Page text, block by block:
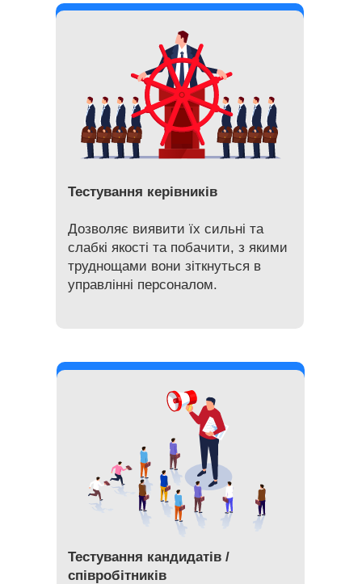
Тестування керівників
Дозволяє виявити їх сильні та
слабкі якості та побачити, з якими
труднощами вони зіткнуться в
управлінні персоналом.
Тестування кандидатів /
співробітників